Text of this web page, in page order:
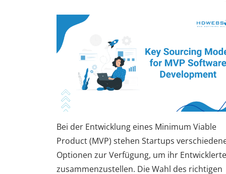
Bei der Entwicklung eines Minimum Viable
Product (MVP) stehen Startups
Optionen zur Verfügung, um ihr
zusammenzustellen. Die Wahl des richtigen